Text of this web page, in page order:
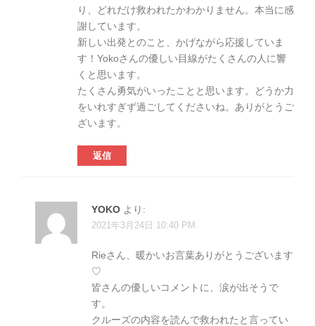
り、どれだけ救われたかわかりません。本当に感
謝しています。
新しい出発とのこと、かげながら応援していま
す！Yokoさんの優しい目線がたくさんの人に響
くと思います。
たくさん勇気がいったことと思います。どうか力
をいれすぎず過ごしてくださいね。ありがとうご
ざいます。
返信
YOKO より:
2021年3月24日 10:40 PM
Rieさん、暖かいお言葉ありがとうございます
♡
皆さんの優しいコメントに、涙が出そうで
す。
クルーズの内容を読んで救われたと言ってい